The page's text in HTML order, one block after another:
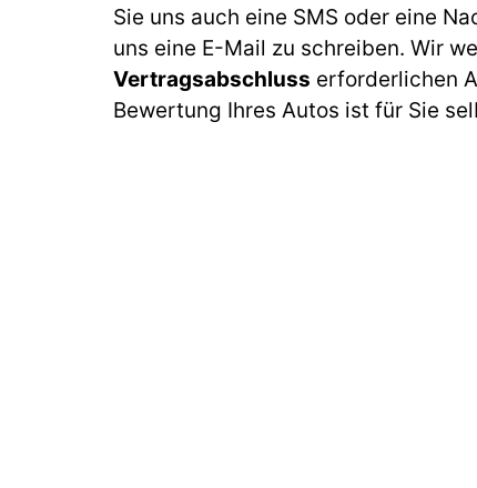
Sie uns auch eine SMS oder eine
uns eine E-Mail zu schreiben. Wir
Vertragsabschluss erforderlichen
Bewertung Ihres Autos ist für Sie